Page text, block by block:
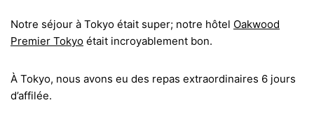
Notre séjour à Tokyo était super; notre hôtel Oakwood
Premier Tokyo était incroyablement bon.
À Tokyo, nous avons eu des repas extraordinaires 6 jours
d’affilée.